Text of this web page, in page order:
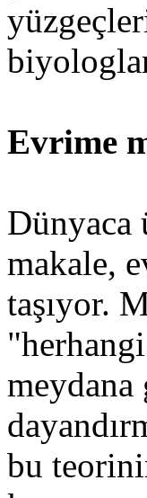
Evrime
Dünyaca
makale,
taşıyor.
bu